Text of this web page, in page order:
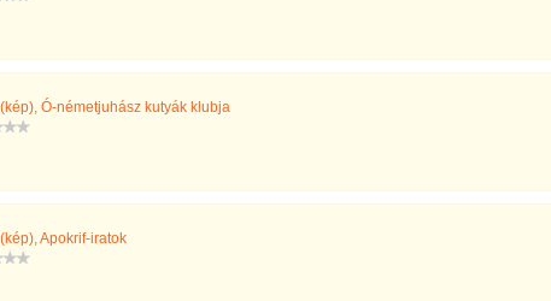
(kép), Ó-németjuhász kutyák klubja
(kép),Apokrif-iratok